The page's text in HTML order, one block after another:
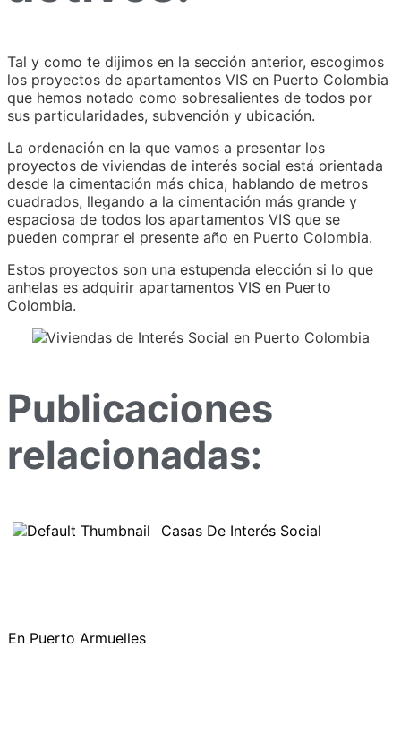
Tal y como te dijimos en la sección anterior, escogimos
los proyectos de apartamentos VIS en Puerto Colombia
que hemos notado como sobresalientes de todos por
sus particularidades, subvención y ubicación.
La ordenación en la que vamos a presentar los
proyectos de viviendas de interés social está orientada
desde la cimentación más chica, hablando de metros
cuadrados, llegando a la cimentación más grande y
espaciosa de todos los apartamentos VIS que se
pueden comprar el presente año en Puerto Colombia.
Estos proyectos son una estupenda elección si lo que
anhelas es adquirir apartamentos VIS en Puerto
Colombia.
Publicaciones
relacionadas:
Casas De Interés Social
En Puerto Armuelles